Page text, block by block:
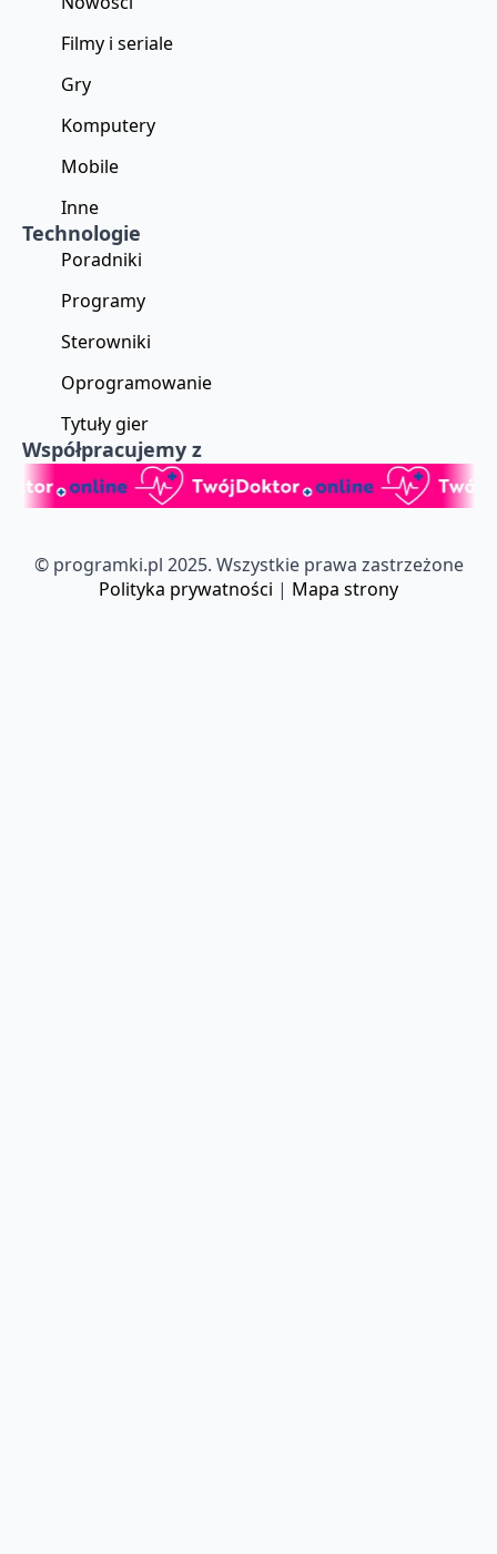
Filmy i seriale
Gry
Komputery
Mobile
Inne
Technologie
Poradniki
Programy
Sterowniki
Oprogramowanie
Tytuły gier
Współpracujemy z
© programki.pl 2025. Wszystkie prawa zastrzeżone
Polityka prywatności | Mapa strony